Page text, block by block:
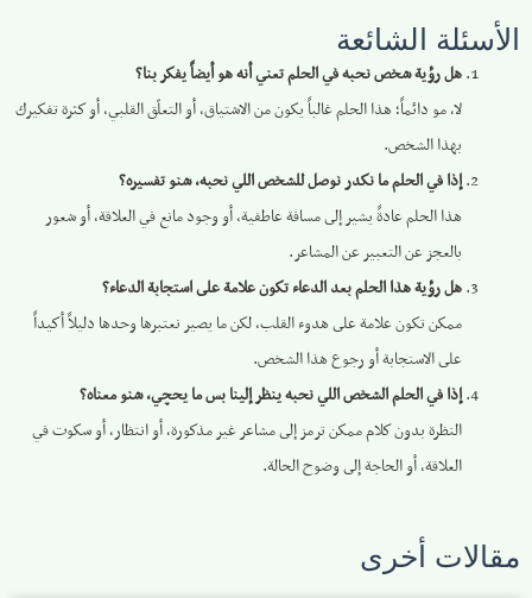
الأسئلة الشائعة
هل رؤية شخص نحبه في الحلم تعني أنه هو أيضاً يفكر بنا؟
لا، مو دائماً؛ هذا الحلم غالباً يكون من الاشتياق، أو التعلّق القلبي، أو كثرة تفكيرك
بهذا الشخص.
إذا في الحلم ما نكدر نوصل للشخص اللي نحبه، شنو تفسيره؟
هذا الحلم عادةً يشير إلى مسافة عاطفية، أو وجود مانع في العلاقة، أو شعور
بالعجز عن التعبير عن المشاعر.
هل رؤية هذا الحلم بعد الدعاء تكون علامة على استجابة الدعاء؟
ممكن تكون علامة على هدوء القلب، لكن ما يصير نعتبرها وحدها دليلاً أكيداً
على الاستجابة أو رجوع هذا الشخص.
إذا في الحلم الشخص اللي نحبه ينظر إلينا بس ما يحچي، شنو معناه؟
النظرة بدون كلام ممكن ترمز إلى مشاعر غير مذكورة، أو انتظار، أو سكوت في
العلاقة، أو الحاجة إلى وضوح الحالة.
مقالات أخرى